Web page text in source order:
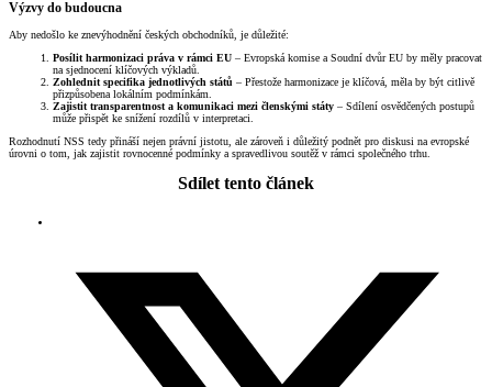
Výzvy do budoucna
Aby nedošlo ke znevýhodnění českých obchodníků, je důležité:
Posílit harmonizaci práva v rámci EU – Evropská komise a Soudní dvůr EU by měly pracovat
na sjednocení klíčových výkladů.
Zohlednit specifika jednotlivých států – Přestože harmonizace je klíčová, měla by být citlivě
přizpůsobena lokálním podmínkám.
Zajistit transparentnost a komunikaci mezi členskými státy – Sdílení osvědčených postupů
může přispět ke snížení rozdílů v interpretaci.
Rozhodnutí NSS tedy přináší nejen právní jistotu, ale zároveň i důležitý podnět pro diskusi na evropské
úrovni o tom, jak zajistit rovnocenné podmínky a spravedlivou soutěž v rámci společného trhu.
Sdílet tento článek